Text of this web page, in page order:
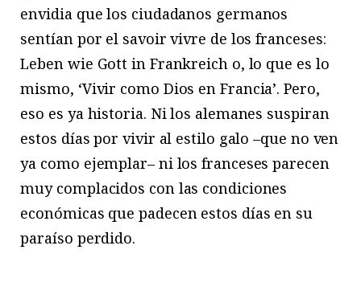
envidia que los ciudadanos germanos
sentían por el savoir vivre de los franceses:
Leben wie Gott in Frankreich o, lo que es lo
mismo, ‘Vivir como Dios en Francia’. Pero,
eso es ya historia. Ni los alemanes suspiran
estos días por vivir al estilo galo –que no ven
ya como ejemplar– ni los franceses parecen
muy complacidos con las condiciones
económicas que padecen estos días en su
paraíso perdido.